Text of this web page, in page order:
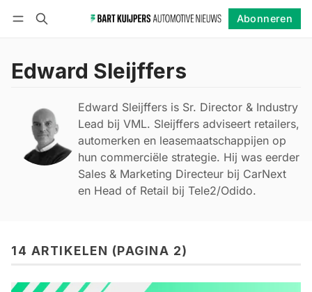
Abonneren
Edward Sleijffers
Edward Sleijffers is Sr. Director & Industry
Lead bij VML. Sleijffers adviseert retailers,
automerken en leasemaatschappijen op
hun commerciële strategie. Hij was eerder
Sales & Marketing Directeur bij CarNext
en Head of Retail bij Tele2/Odido.
14 ARTIKELEN (PAGINA 2)